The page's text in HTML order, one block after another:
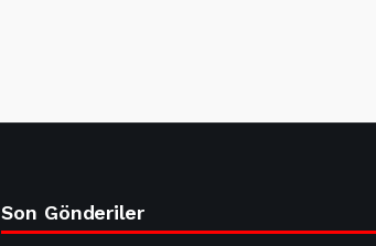
Son Gönderiler